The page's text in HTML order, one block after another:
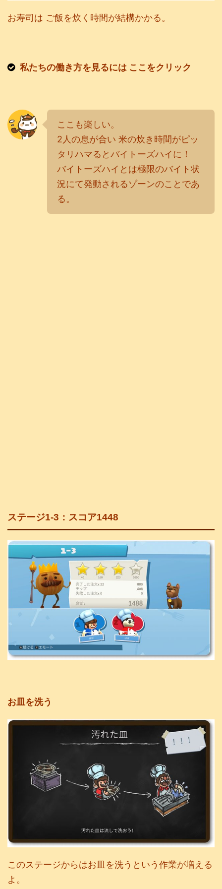
お寿司は ご飯を炊く時間が結構かかる。
私たちの働き方を見るには ここをクリック
ここも楽しい。
2人の息が合い 米の炊き時間がピッ
タリハマるとバイトーズハイに！
バイトーズハイとは極限のバイト状
況にて発動されるゾーンのことであ
る。
ステージ1-3：スコア1448
お皿を洗う
このステージからはお皿を洗うという作業が増える
よ。